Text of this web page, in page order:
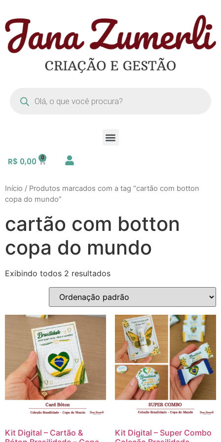
R$ 0,00
Início / Produtos marcados com a tag “cartão com botton
copa do mundo”
cartão com botton
copa do mundo
Exibindo todos 2 resultados
Kit Digital – Cartão &
Kit Digital – Super Combo